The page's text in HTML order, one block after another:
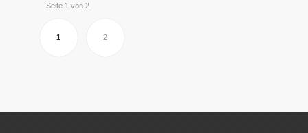
Seite 1 von 2
1 2